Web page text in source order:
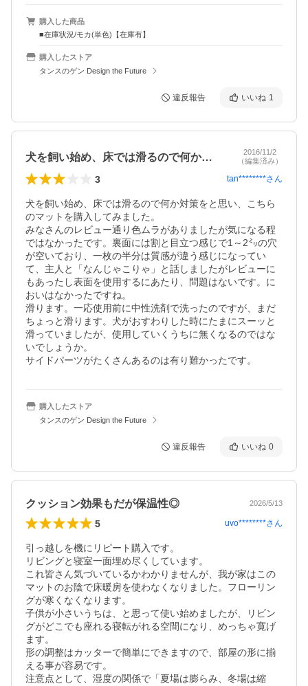
購入した商品
■在庫状況/モカ(単色)【在庫有】
購入したストア
タンスのゲン Design the Future
違反報告 いいね 1
犬を飼い始め、床では滑るので何か対策を…
2016/11/2
（編集済み）
3 tan********さん
犬を飼い始め、床では滑るので何か対策をと思い、こちら
のマットを購入してみました。
みなさんのレビュー通り色ムラがありましたが気になる程
ではなかったです。裏面には割と目立つ感じで1～2㍉の穴
が空いており、一枚の半分は質感が違う感じになってい
て、主人と「なんじゃこりゃ」と話しましたがレビューに
もあったし表面を使用するにあたり、問題はないです。に
おいはなかったですね。
滑ります。一応使用前に中性洗剤で洗ったのですが、まだ
ちょっと滑ります。犬がおすわりした時にたまにスーッと
滑っていましたが、使用していくうちに無くなるのではな
いでしょうか。
サイドパーツがたくさんあるのは有り難かったです。
購入したストア
タンスのゲン Design the Future
違反報告 いいね 0
クッション効果もだが保温性◎ 2026/5/13
5 uvo********さん
引っ越しを機にリピート購入です。
リビングと寝室一面埋め尽くしています。
これ皆さん気づいているかわかりませんが、我が家はこの
マットのお陰で床暖房を使わなくなりました。フローリン
グが寒くなくなります。
子供が小さいうちは、と思って使い始めましたが、リビン
グがどこでも座れる寝転がれる空間になり、めっちゃ寛げ
ます。
形の調整はカッターで簡単にできますので、部屋の形に揃
える事が容易です。
注意点として、湿度の関係で「夏場は膨らみ、冬場は縮